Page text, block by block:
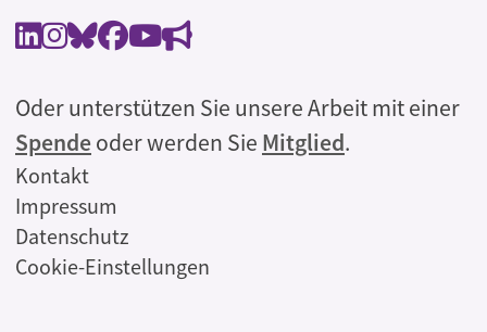
Oder unterstützen Sie unsere Arbeit mit einer
Spendeoder werden Sie Mitglied.
Rechtliches
Kontakt
Impressum
Datenschutz
Cookie-Einstellungen